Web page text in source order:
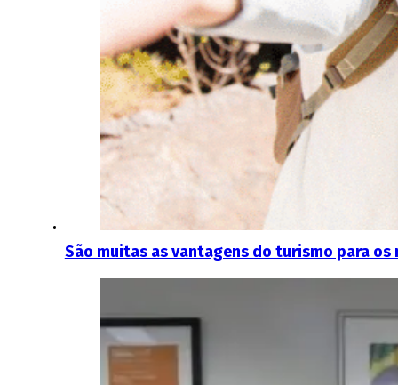
São muitas as vantagens do turismo para os